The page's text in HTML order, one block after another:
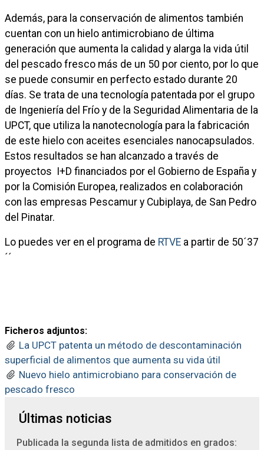
Además, para la conservación de alimentos también
cuentan con un hielo antimicrobiano de última
generación que aumenta la calidad y alarga la vida útil
del pescado fresco más de un 50 por ciento, por lo que
se puede consumir en perfecto estado durante 20
días. Se trata de una tecnología patentada por el grupo
de Ingeniería del Frío y de la Seguridad Alimentaria de la
UPCT, que utiliza la nanotecnología para la fabricación
de este hielo con aceites esenciales nanocapsulados.
Estos resultados se han alcanzado a través de
proyectos I+D financiados por el Gobierno de España y
por la Comisión Europea, realizados en colaboración
con las empresas Pescamur y Cubiplaya, de San Pedro
del Pinatar.
Lo puedes ver en el programa de RTVE a partir de 50´37
´´
Ficheros adjuntos:
La UPCT patenta un método de descontaminación
superficial de alimentos que aumenta su vida útil
Nuevo hielo antimicrobiano para conservación de
pescado fresco
Últimas noticias
Publicada la segunda lista de admitidos en grados: